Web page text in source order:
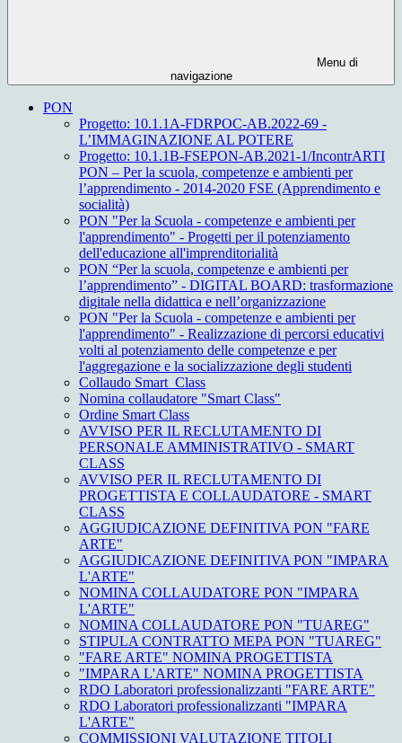
Menu di
navigazione
PON
Progetto: 10.1.1A-FDRPOC-AB.2022-69 -
L’IMMAGINAZIONE AL POTERE
Progetto: 10.1.1B-FSEPON-AB.2021-1/IncontrARTI
PON – Per la scuola, competenze e ambienti per
l’apprendimento - 2014-2020 FSE (Apprendimento e
socialità)
PON "Per la Scuola - competenze e ambienti per
l'apprendimento" - Progetti per il potenziamento
dell'educazione all'imprenditorialità
PON “Per la scuola, competenze e ambienti per
l’apprendimento” - DIGITAL BOARD: trasformazione
digitale nella didattica e nell’organizzazione
PON "Per la Scuola - competenze e ambienti per
l'apprendimento" - Realizzazione di percorsi educativi
volti al potenziamento delle competenze e per
l'aggregazione e la socializzazione degli studenti
Collaudo Smart_Class
Nomina collaudatore "Smart Class"
Ordine Smart Class
AVVISO PER IL RECLUTAMENTO DI
PERSONALE AMMINISTRATIVO - SMART
CLASS
AVVISO PER IL RECLUTAMENTO DI
PROGETTISTA E COLLAUDATORE - SMART
CLASS
AGGIUDICAZIONE DEFINITIVA PON "FARE
ARTE"
AGGIUDICAZIONE DEFINITIVA PON "IMPARA
L'ARTE"
NOMINA COLLAUDATORE PON "IMPARA
L'ARTE"
NOMINA COLLAUDATORE PON "TUAREG"
STIPULA CONTRATTO MEPA PON "TUAREG"
"FARE ARTE" NOMINA PROGETTISTA
"IMPARA L'ARTE" NOMINA PROGETTISTA
RDO Laboratori professionalizzanti "FARE ARTE"
RDO Laboratori professionalizzanti "IMPARA
L'ARTE"
COMMISSIONI VALUTAZIONE TITOLI